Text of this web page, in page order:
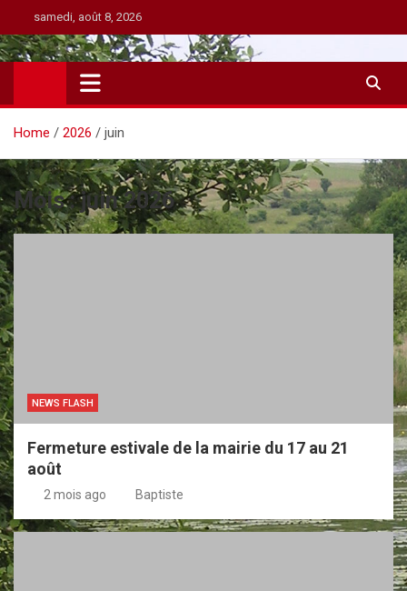
to
content
samedi, août 8, 2026
Home 2026 juin
Mois :juin 2026
NEWS FLASH
Fermeture estivale de la mairie du 17 au 21
août
2 mois ago Baptiste